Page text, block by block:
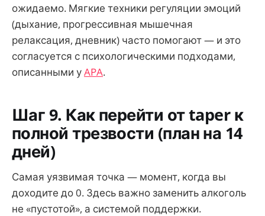
ожидаемо. Мягкие техники регуляции эмоций
(дыхание, прогрессивная мышечная
релаксация, дневник) часто помогают — и это
согласуется с психологическими подходами,
описанными уAPA.
Шаг 9. Как перейти от taper к
полной трезвости (план на 14
дней)
Самая уязвимая точка — момент, когда вы
доходите до 0. Здесь важно заменить алкоголь
не «пустотой», а системой поддержки.